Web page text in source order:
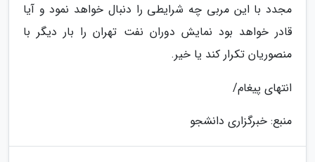
مجدد با این مربی چه شرایطی را دنبال خواهد نمود و آیا
قادر خواهد بود نمایش دوران نفت تهران را بار دیگر با
منصوریان تکرار کند یا خیر.
انتهای پیغام/
منبع: خبرگزاری دانشجو